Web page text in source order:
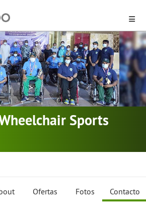
Sports
Ofertas Fotos Contacto